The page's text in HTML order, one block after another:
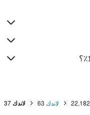
22,182 لاندك 63 لاندك 37